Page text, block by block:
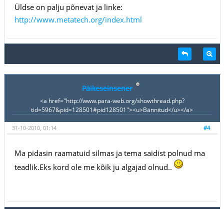
Üldse on palju põnevat ja linke:
http://www.metatech.org/index.html
Päikeseinsener
<a href="http://www.para-web.org/showthread.php?
tid=5967&pid=128501#pid128501"><u>Bännitud</u></a>
#4
31-10-2010, 01:14
Ma pidasin raamatuid silmas ja tema saidist polnud ma
teadlik.Eks kord ole me kõik ju algajad olnud..